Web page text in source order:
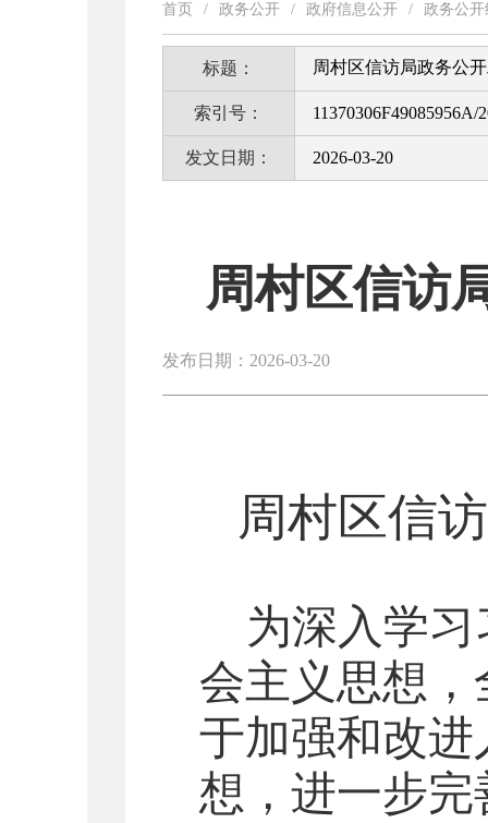
首页 / 政务公开 / 政府信息公开 / 政务公
标题： 周村区信访局政务公
索引号： 11370306F49085956A/
发文日期： 2026-03-20
周村区信访
发布日期：2026-03-20
周村区信
为深入学
会主义思想
于加强和改
想 ，进一步